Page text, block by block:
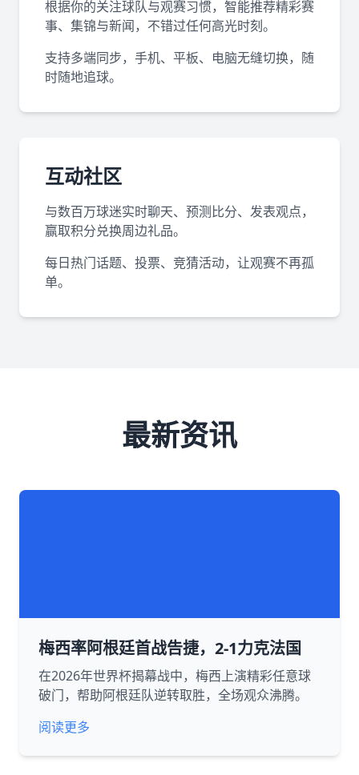
根据你的关注球队与观赛习惯，智能推荐精彩赛
事、集锦与新闻，不错过任何高光时刻。
支持多端同步，手机、平板、电脑无缝切换，随
时随地追球。
互动社区
与数百万球迷实时聊天、预测比分、发表观点，
赢取积分兑换周边礼品。
每日热门话题、投票、竞猜活动，让观赛不再孤
单。
最新资讯
梅西率阿根廷首战告捷，2-1力克法国
在2026年世界杯揭幕战中，梅西上演精彩任意球
破门，帮助阿根廷队逆转取胜，全场观众沸腾。
阅读更多